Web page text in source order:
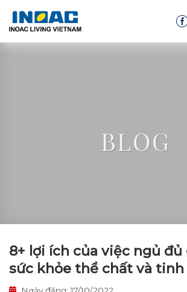
BLOG
8+ lợi ích của việc ngủ đủ
sức khỏe thể chất và